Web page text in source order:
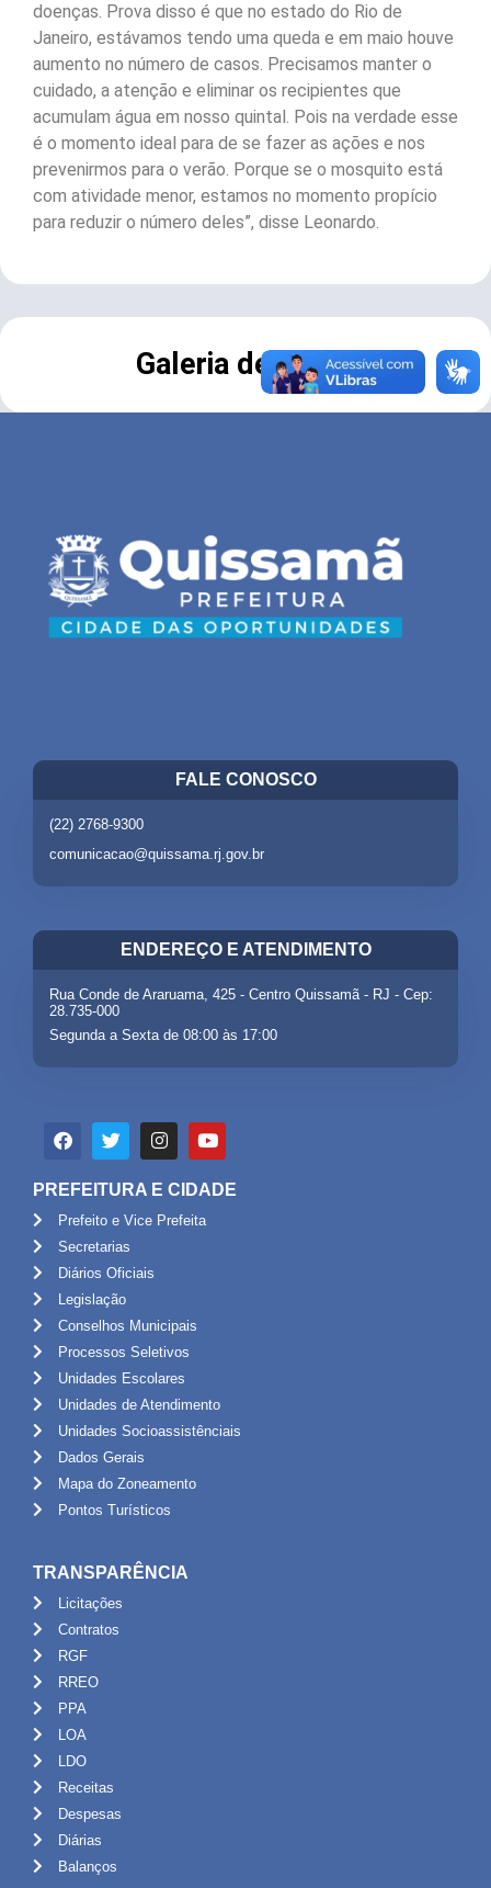
doenças. Prova disso é que no estado do Rio de
Janeiro, estávamos tendo uma queda e em maio houve
aumento no número de casos. Precisamos manter o
cuidado, a atenção e eliminar os recipientes que
acumulam água em nosso quintal. Pois na verdade esse
é o momento ideal para de se fazer as ações e nos
prevenirmos para o verão. Porque se o mosquito está
com atividade menor, estamos no momento propício
para reduzir o número deles”, disse Leonardo.
Galeria de Fotos
FALE CONOSCO
(22) 2768-9300
comunicacao@quissama.rj.gov.br
ENDEREÇO E ATENDIMENTO
Rua Conde de Araruama, 425 - Centro Quissamã - RJ - Cep:
28.735-000
Segunda a Sexta de 08:00 às 17:00
PREFEITURA E CIDADE
Prefeito e Vice Prefeita
Secretarias
Diários Oficiais
Legislação
Conselhos Municipais
Processos Seletivos
Unidades Escolares
Unidades de Atendimento
Unidades Socioassistênciais
Dados Gerais
Mapa do Zoneamento
Pontos Turísticos
TRANSPARÊNCIA
Licitações
Contratos
RGF
RREO
PPA
LOA
LDO
Receitas
Despesas
Diárias
Balanços